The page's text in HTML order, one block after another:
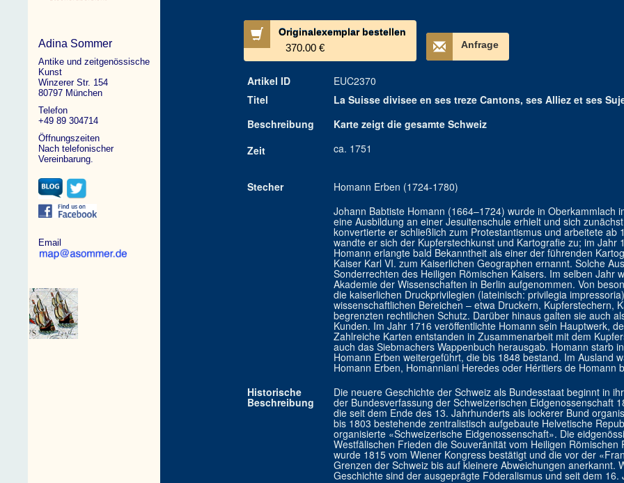
Adina Sommer
Antike und zeitgenössische
Kunst
Winzerer Str. 154
80797 München
Telefon
+49 89 304714
Öffnungszeiten
Nach telefonischer
Vereinbarung.
Email
Originalexemplar bestellen
370.00 € Anfrage
Artikel ID
EUC2370
Titel
La Suisse divisee en ses treze Cantons, ses Alliez et ses
Beschreibung
Karte zeigt die gesamte Schweiz
Zeit
ca. 1751
Stecher
Homann Erben (1724-1780)
Johann Babtiste Homann (1664–1724) wurde in Oberkammlach
eine Ausbildung an einer Jesuitenschule erhielt und sich
konvertierte er schließlich zum Protestantismus und arbeitete ab
wandte er sich der Kupferstechkunst und Kartografie zu; im Jahr
Homann erlangte bald Bekanntheit als einer der führenden
Kaiser Karl VI. zum Kaiserlichen Geographen ernannt. Solche
Sonderrechten des Heiligen Römischen Kaisers. Im selben Jahr
Akademie der Wissenschaften in Berlin aufgenommen. Von
die kaiserlichen Druckprivilegien (lateinisch: privilegia
wissenschaftlichen Bereichen – etwa Druckern, Kupferstechern,
begrenzten rechtlichen Schutz. Darüber hinaus galten sie auch
Kunden. Im Jahr 1716 veröffentlichte Homann sein Hauptwerk,
Zahlreiche Karten entstanden in Zusammenarbeit mit dem
auch das Siebmachers Wappenbuch herausgab. Homann starb
Homann Erben weitergeführt, die bis 1848 bestand. Im Ausland
Homann Erben, Homanniani Heredes oder Héritiers de Homann
Historische
Beschreibung
Die neuere Geschichte der Schweiz als Bundesstaat beginnt in
der Bundesverfassung der Schweizerischen Eidgenossenschaft
die seit dem Ende des 13. Jahrhunderts als lockerer Bund
bis 1803 bestehende zentralistisch aufgebaute Helvetische
organisierte «Schweizerische Eidgenossenschaft». Die
Westfälischen Frieden die Souveränität vom Heiligen
wurde 1815 vom Wiener Kongress bestätigt und die vor der
Grenzen der Schweiz bis auf kleinere Abweichungen anerkannt.
Geschichte sind der ausgeprägte Föderalismus und seit dem